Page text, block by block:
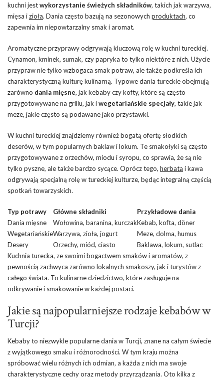
kuchni jestwykorzystanie świeżych składników, takich jak warzywa,
mięsa izioła. Dania często bazują na sezonowych produktach, co
zapewnia im niepowtarzalny smak i aromat.
Aromatyczne przyprawy odgrywają kluczową rolę w kuchni tureckiej.
Cynamon, kminek, sumak, czy papryka to tylko niektóre z nich. Użycie
przypraw nie tylko wzbogaca smak potraw, ale także podkreśla ich
charakterystyczną kulturę kulinarną. Typowe dania tureckie obejmują
zarówno dania mięsne, jak kebaby czy kofty, które są często
przygotowywane na grillu, jak iwegetariańskie specjały, takie jak
meze, jakie często są podawane jako przystawki.
W kuchni tureckiej znajdziemy również bogatą ofertę słodkich
deserów, w tym popularnych baklaw i lokum. Te smakołyki są często
przygotowywane z orzechów, miodu i syropu, co sprawia, że są nie
tylko pyszne, ale także bardzo sycące. Oprócz tego, herbata i kawa
odgrywają specjalną rolę w tureckiej kulturze, będąc integralną częścią
spotkań towarzyskich.
Typ potrawy Główne składniki
Przykładowe dania
Dania mięsne
Wołowina, baranina, kurczakKebab, kofta, döner
WegetariańskieWarzywa, zioła, jogurt
Meze, dolma, humus
Desery
Orzechy, miód, ciasto
Baklawa, lokum, sutlac
Kuchnia turecka, ze swoimi bogactwem smaków i aromatów, z
pewnością zachwyca zarówno lokalnych smakoszy, jak i turystów z
całego świata. To kulinarne dziedzictwo, które zasługuje na
odkrywanie i smakowanie w każdej postaci.
Jakie są najpopularniejsze rodzaje kebabów w
Turcji?
Kebaby to niezwykle popularne dania w Turcji, znane na całym świecie
z wyjątkowego smaku i różnorodności. W tym kraju można
spróbować wielu różnych ich odmian, a każda z nich ma swoje
charakterystyczne cechy oraz metody przyrządzania. Oto kilka z